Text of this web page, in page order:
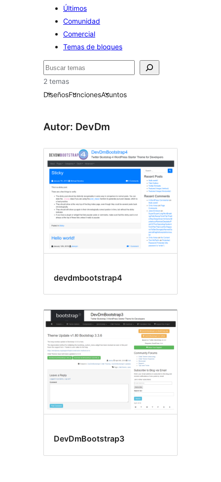
Últimos
Comunidad
Comercial
Temas de bloques
Buscar
2 temas
DiseñosFuncionesAsuntos
Autor: DevDm
devdmbootstrap4
DevDmBootstrap3